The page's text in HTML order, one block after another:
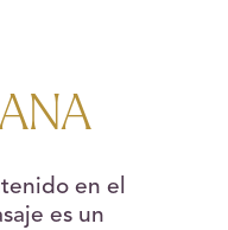
en el
es un